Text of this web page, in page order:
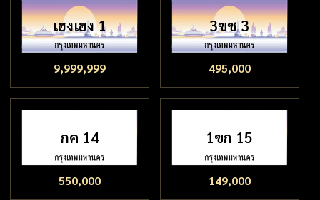
เฮงเฮง 1
9,999,999
3ขช 3
495,000
กค 14
550,000
1ขก 15
149,000